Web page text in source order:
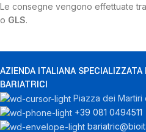
Le consegne vengono effettuate
o GLS.
AZIENDA ITALIANA
BARIATRICI
Piazza dei Martiri
+39 081 0494511